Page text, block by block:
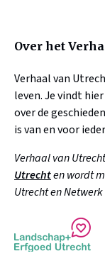
Over het
Verhaal van
leven. Je vindt
over de
is van en voor
Verhaal van
Utrechten wordt
Utrecht en